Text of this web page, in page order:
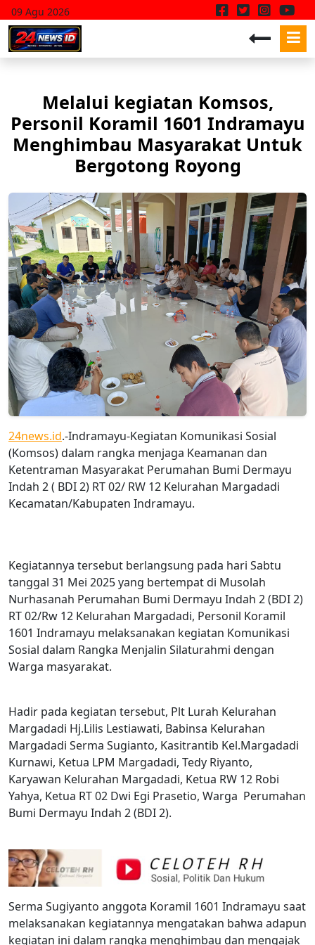
09 Agu 2026
Melalui kegiatan Komsos,
Personil Koramil 1601 Indramayu
Menghimbau Masyarakat Untuk
Bergotong Royong
24news.id.-Indramayu-Kegiatan Komunikasi Sosial
(Komsos) dalam rangka menjaga Keamanan dan
Ketentraman Masyarakat Perumahan Bumi Dermayu
Indah 2 ( BDI 2) RT 02/ RW 12 Kelurahan Margadadi
Kecamatan/Kabupaten Indramayu.
Kegiatannya tersebut berlangsung pada hari Sabtu
tanggal 31 Mei 2025 yang bertempat di Musolah
Nurhasanah Perumahan Bumi Dermayu Indah 2 (BDI 2)
RT 02/Rw 12 Kelurahan Margadadi, Personil Koramil
1601 Indramayu melaksanakan kegiatan Komunikasi
Sosial dalam Rangka Menjalin Silaturahmi dengan
Warga masyarakat.
Hadir pada kegiatan tersebut, Plt Lurah Kelurahan
Margadadi Hj.Lilis Lestiawati, Babinsa Kelurahan
Margadadi Serma Sugianto, Kasitrantib Kel.Margadadi
Kurnawi, Ketua LPM Margadadi, Tedy Riyanto,
Karyawan Kelurahan Margadadi, Ketua RW 12 Robi
Yahya, Ketua RT 02 Dwi Egi Prasetio, Warga Perumahan
Bumi Dermayu Indah 2 (BDI 2).
Serma Sugiyanto anggota Koramil 1601 Indramayu saat
melaksanakan kegiatannya mengatakan bahwa adapun
kegiatan ini dalam rangka menghimbau dan mengajak